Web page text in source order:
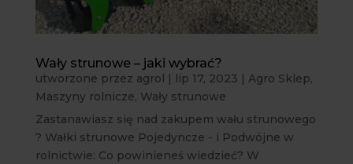
Wały strunowe – jaki wybrać?
utworzone przez agrol lip 17, 2023 Agro Sklep,
Maszyny rolnicze, Wały strunowe
Zastanawiasz się nad zakupem wału strunowego
? Wałki strunowe Pojedyncze - i Podwójne w
rolnictwie: Co powinieneś wiedzieć? W